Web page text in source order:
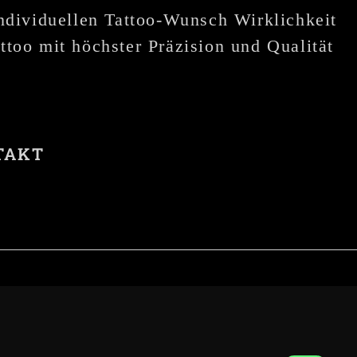
Tattoo-Wunsch Wirklichkeit
mit höchster Präzision und Qualität